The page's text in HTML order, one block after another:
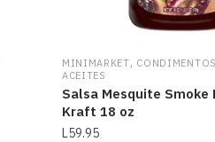
MINIMARKET,
ACEITES
Salsa Mesquite Smoke
Kraft 18 oz
L59.95